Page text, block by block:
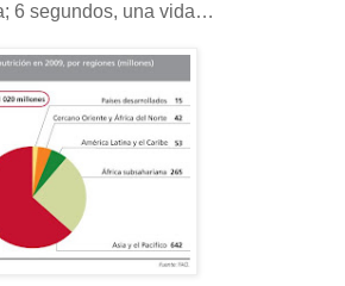
6 segundos, una vida…